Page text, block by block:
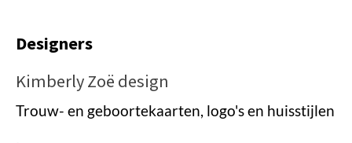
Designers
Kimberly Zoë design
Trouw- en geboortekaarten, logo's en huisstijlen